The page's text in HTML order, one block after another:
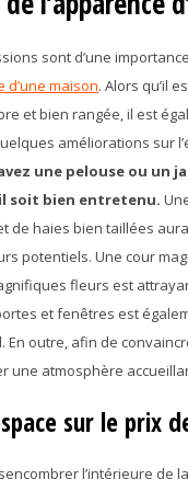
sont d’une
d’une maison. Alors qu’il
et bien rangée, il est
améliorations sur
une pelouse ou un
soit bien entretenu.
de haies bien taillées
potentiels. Une cour
fleurs est
et fenêtres est
En outre, afin de
une atmosphère
sur le prix
l’intérieure de